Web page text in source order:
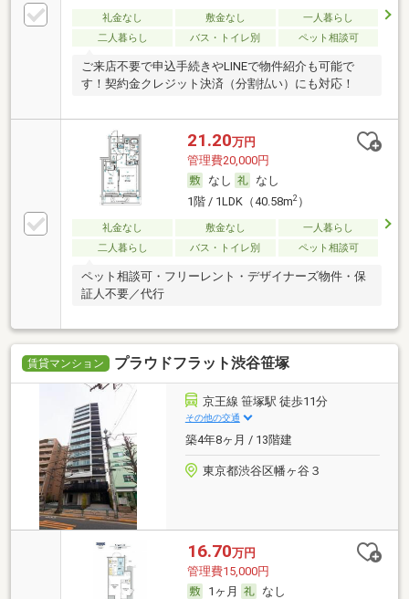
礼金なし 敷金なし
一人暮らし
二人暮らし
バス・トイレ別 ペット相談可
ご来店不要で申込手続きやLINEで物件紹介も可能で
す！契約金クレジット決済（分割払い）にも対応！
21.20万円
管理費20,000円
なし
なし
1階 / 1LDK（40.58m2）
礼金なし 敷金なし
一人暮らし
二人暮らし
バス・トイレ別 ペット相談可
ペット相談可・フリーレント・デザイナーズ物件・保
証人不要／代行
賃貸マンション プラウドフラット渋谷笹塚
京王線 笹塚駅 徒歩11分
その他の交通
築4年8ヶ月 / 13階建
東京都渋谷区幡ヶ谷３
16.70万円
管理費15,000円
1ヶ月
なし